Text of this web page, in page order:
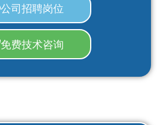
公司招聘岗位
免费技术咨询